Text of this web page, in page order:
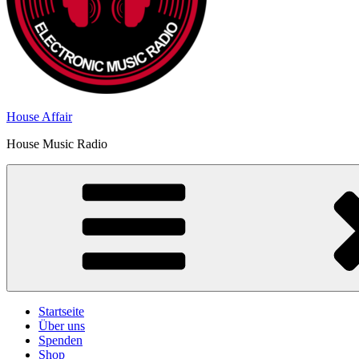
House Affair
House Music Radio
Startseite
Über uns
Spenden
Shop